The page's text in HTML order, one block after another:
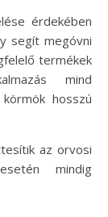
érdekében
segít megóvni
termékek
mind
hosszú
az orvosi
mindig